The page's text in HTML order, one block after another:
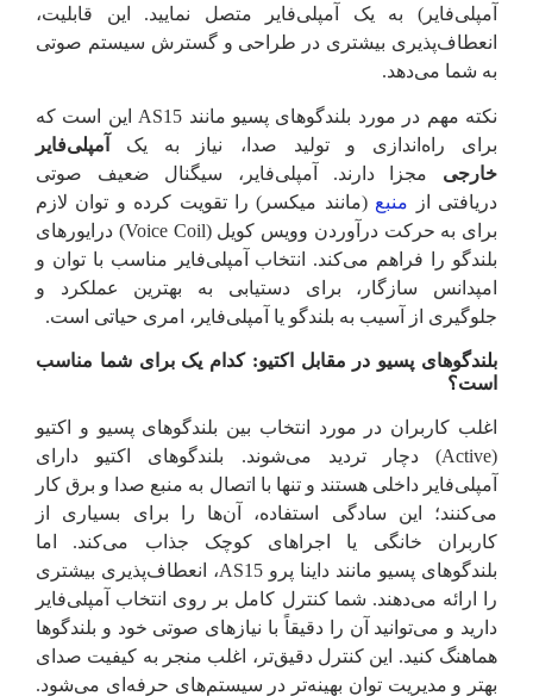
آمپلی‌فایر) به یک آمپلی‌فایر متصل نمایید. این قابلیت،
انعطاف‌پذیری بیشتری در طراحی و گسترش سیستم صوتی
به شما می‌دهد.
نکته مهم در مورد بلندگوهای پسیو مانند AS15 این است که
برای راه‌اندازی و تولید صدا، نیاز به یک
آمپلی‌فایر
خارجی مجزا دارند. آمپلی‌فایر، سیگنال ضعیف صوتی
دریافتی از منبع (مانند میکسر) را تقویت کرده و توان لازم
برای به حرکت درآوردن وویس کویل (Voice Coil) درایورهای
بلندگو را فراهم می‌کند. انتخاب آمپلی‌فایر مناسب با توان و
امپدانس سازگار، برای دستیابی به بهترین عملکرد و
جلوگیری از آسیب به بلندگو یا آمپلی‌فایر، امری حیاتی است.
بلندگوهای پسیو در مقابل اکتیو: کدام یک برای شما مناسب
است؟
اغلب کاربران در مورد انتخاب بین بلندگوهای پسیو و اکتیو
(Active) دچار تردید می‌شوند. بلندگوهای اکتیو دارای
آمپلی‌فایر داخلی هستند و تنها با اتصال به منبع صدا و برق کار
می‌کنند؛ این سادگی استفاده، آن‌ها را برای بسیاری از
کاربران خانگی یا اجراهای کوچک جذاب می‌کند. اما
بلندگوهای پسیو مانند داینا پرو AS15، انعطاف‌پذیری بیشتری
را ارائه می‌دهند. شما کنترل کامل بر روی انتخاب آمپلی‌فایر
دارید و می‌توانید آن را دقیقاً با نیازهای صوتی خود و بلندگوها
هماهنگ کنید. این کنترل دقیق‌تر، اغلب منجر به کیفیت صدای
بهتر و مدیریت توان بهینه‌تر در سیستم‌های حرفه‌ای می‌شود.